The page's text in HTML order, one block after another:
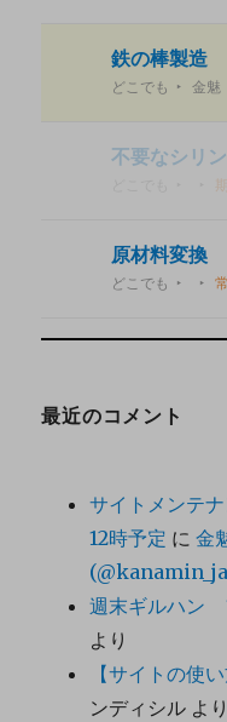
鉄の棒製造
どこでも 金魅
不要なシリ
原材料変換
どこでも
最近のコメント
サイトメンテ
12時予定 に金
週末ギルハン
より
【サイトの使
ンディシル より